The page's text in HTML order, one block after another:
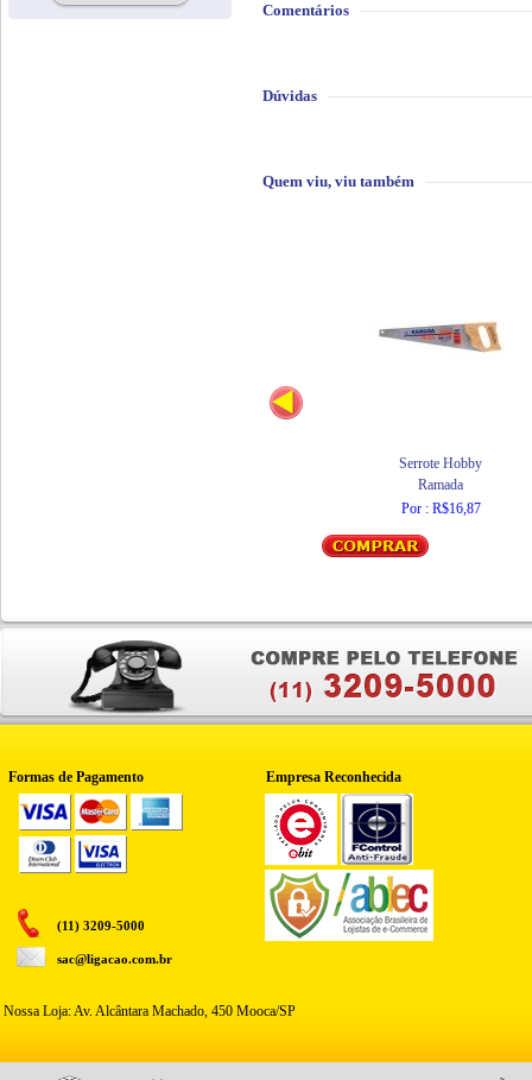
Comentários
Dúvidas
Quem viu, viu também
Serrote Hobby
Ramada
Por : R$16,87
Formas de Pagamento Empresa Reconhecida
(11) 3209-5000
sac@ligacao.com.br
Nossa Loja: Av. Alcântara Machado, 450 Mooca/SP